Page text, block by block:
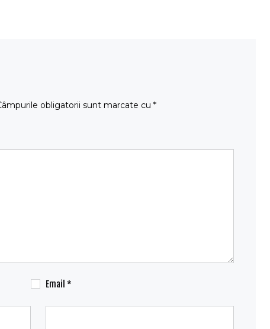
obligatorii sunt marcate cu *
Email *